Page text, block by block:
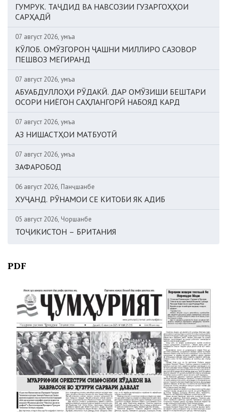
ГУМРУК. ТАҶДИД ВА НАВСОЗИИ ГУЗАРГОҲҲОИ
САРҲАДӢ
07 август 2026, Ҷумъа
КӮЛОБ. ОМӮЗГОРОН ҶАШНИ МИЛЛИРО САЗОВОР
ПЕШВОЗ МЕГИРАНД
07 август 2026, Ҷумъа
АБУАБДУЛЛОҲИ РӮДАКӢ. ДАР ОМӮЗИШИ БЕШТАРИ
ОСОРИ НИЁГОН САҲЛАНГОРӢ НАБОЯД КАРД
07 август 2026, Ҷумъа
АЗ НИШАСТҲОИ МАТБУОТӢ
07 август 2026, Ҷумъа
ЗАФАРОБОД
06 август 2026, Панҷшанбе
ХУҶАНД. РӮНАМОИ СЕ КИТОБИ ЯК АДИБ
05 август 2026, Чоршанбе
ТОҶИКИСТОН – БРИТАНИЯ
PDF